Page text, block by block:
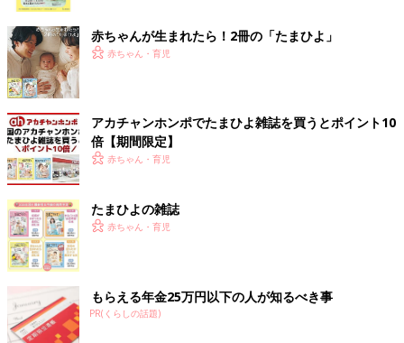
出典：Instagramアカウント「norakaron」
norakaronさんは、すべりにくいアーチ型ハンガーを購入。今ま
でグレーしかなかったけど、白が発売されたとのことでゲットし
たんだそう。ニットやセーターなどが型崩れしないデザインなの
で、お洋服を大事に着れるのがうれしいですよね！
厚手のニットやトレーナーなどしっかり乾かしたら
そのまま収納も◎「衣類が乾きやすいハンガー」
赤ちゃんが生まれたら！2冊の「たまひよ」
赤ちゃん・育児
アカチャンホンポでたまひよ雑誌を買うとポイント10
倍【期間限定】
赤ちゃん・育児
たまひよの雑誌
赤ちゃん・育児
もらえる年金25万円以下の人が知るべき事
PR(くらしの話題)